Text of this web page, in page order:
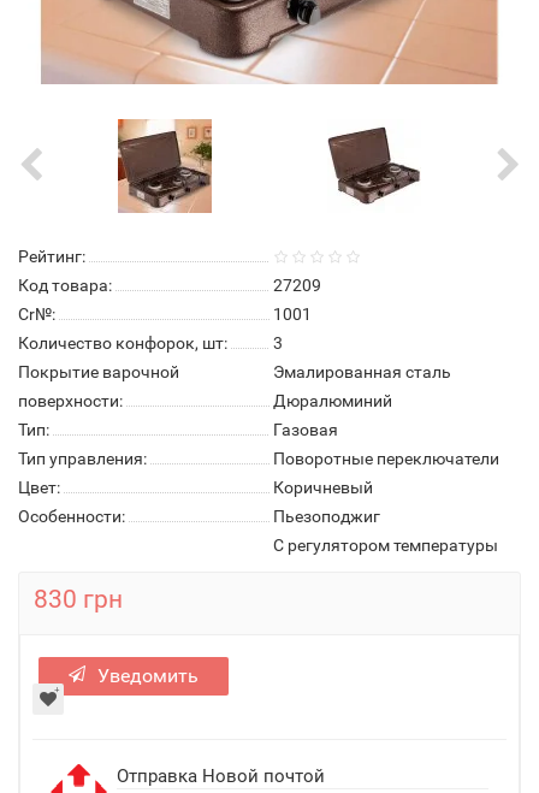
Рейтинг:
Код товара:
27209
Cr№:
1001
Количество конфорок, шт:
3
Покрытие варочной
поверхности:
Эмалированная сталь
Дюралюминий
Тип:
Газовая
Тип управления:
Поворотные переключатели
Цвет:
Коричневый
Особенности:
Пьезоподжиг
С регулятором температуры
830 грн
Уведомить
Отправка Новой почтой